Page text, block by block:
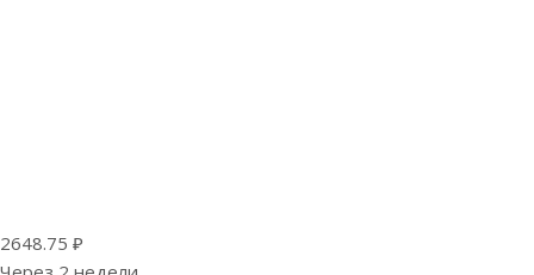
2648.75 ₽